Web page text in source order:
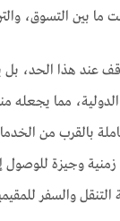
ما بين التسوق،
عند هذا الحد،
مما يجعله
بالقرب من
وجيزة للوصول
والسفر